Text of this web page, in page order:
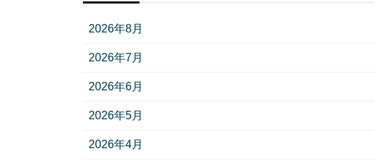
2026年8月
2026年7月
2026年6月
2026年5月
2026年4月